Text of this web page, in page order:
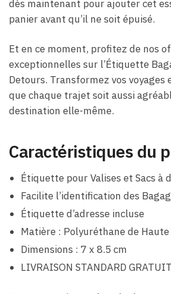
dès maintenant pour ajouter cet
panier avant qu’il ne soit épuisé.
Et en ce moment, profitez de nos
exceptionnelles sur l’Étiquette
Detours. Transformez vos voyages
que chaque trajet soit aussi
destination elle-même.
Caractéristiques du
Étiquette pour Valises et Sacs à
Facilite l’identification des
Étiquette d’adresse incluse
Matière : Polyuréthane de
Dimensions : 7 x 8.5 cm
LIVRAISON STANDARD